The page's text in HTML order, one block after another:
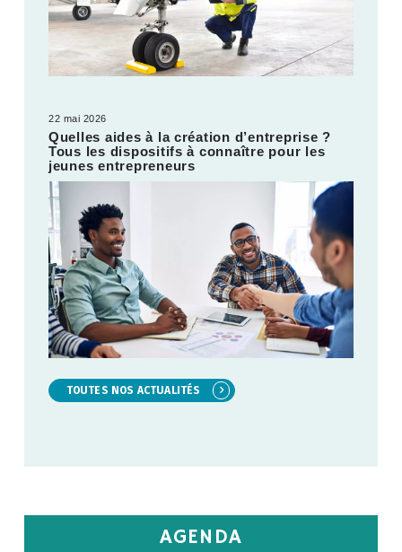
22 mai 2026
Quelles aides à la création d’entreprise ?
Tous les dispositifs à connaître pour les
jeunes entrepreneurs
TOUTES NOS ACTUALITÉS
AGENDA